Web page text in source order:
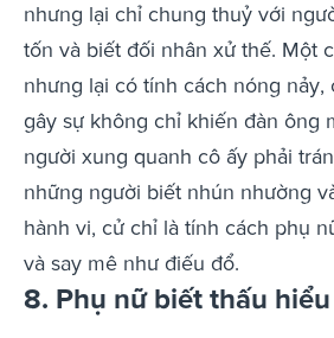
nhưng lại chỉ chung thuỷ với
tốn và biết đối nhân xử thế. Một
nhưng lại có tính cách nóng nảy,
gây sự không chỉ khiến đàn ông
người xung quanh cô ấy phải
những người biết nhún nhường
hành vi, cử chỉ là tính cách phụ
và say mê như điếu đổ.
8. Phụ nữ biết thấu hiểu